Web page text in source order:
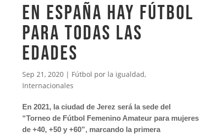
En España hay fútbol
para todas las
edades
Sep 21, 2020| Fútbol por la igualdad,
Internacionales
En 2021, la ciudad de Jerez será la sede del
“Torneo de Fútbol Femenino Amateur para mujeres
de +40, +50 y +60”, marcando la primera